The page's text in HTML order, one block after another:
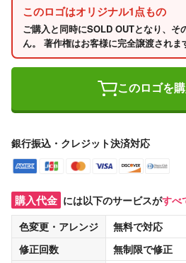
このロゴはオリジナル1点もの
ご購入と同時にSOLD OUTとなり、そ
ん。 著作権はお客様に完全譲渡されま
このロゴを
銀行振込・クレジット決済対応
購入代金 には以下のサービスがすべ
色変更・アレンジ
無料で対応
修正回数
無制限で修正